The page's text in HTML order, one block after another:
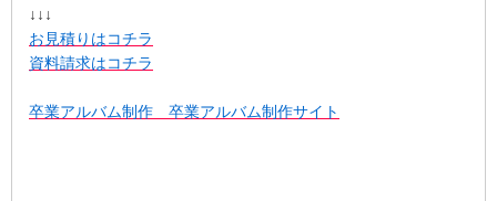
↓↓↓
お見積りはコチラ
資料請求はコチラ
卒業アルバム制作 卒業アルバム制作サイト